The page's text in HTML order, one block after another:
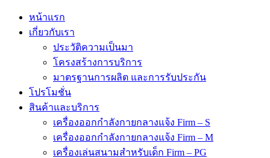
หน้าแรก
เกี่ยวกับเรา
ประวัติความเป็นมา
โครงสร้างการบริการ
มาตรฐานการผลิต และการรับประกัน
โปรโมชั่น
สินค้าและบริการ
เครื่องออกกำลังกายกลางแจ้ง Firm – S
เครื่องออกกำลังกายกลางแจ้ง Firm – M
เครื่องเล่นสนามสำหรับเด็ก Firm – PG